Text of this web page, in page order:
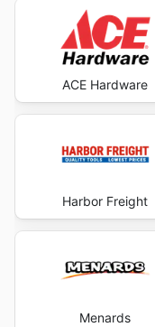
ACE Hardware
Harbor Freight
Menards